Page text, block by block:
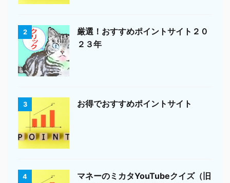
2
厳選！おすすめポイントサイト２０
２３年
3 お得でおすすめポイントサイト
4
マネーのミカタYouTubeクイズ（旧